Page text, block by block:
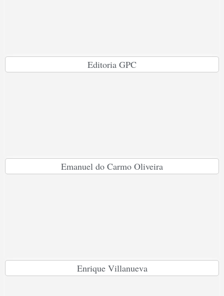
Editoria GPC
Emanuel do Carmo Oliveira
Enrique Villanueva